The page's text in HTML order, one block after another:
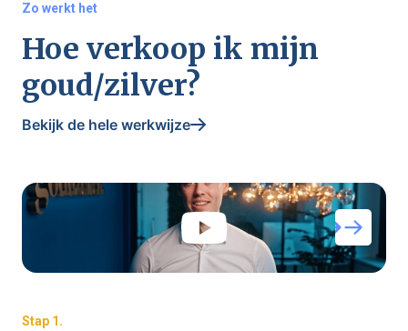
Zo werkt het
Hoe verkoop ik mijn
goud/zilver?
Bekijk de hele werkwijze
Stap 1.